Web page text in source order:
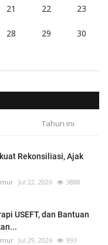
21 22 23
28 29 30
Tahun ini
Rekonsiliasi, Ajak
Jul 22, 2026 3888
USEFT, dan Bantuan
Jul 29, 2026 993